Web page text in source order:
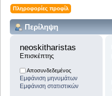
Πληροφορίες προφίλ
Περίληψη
neoskitharistas
Επισκέπτης
Αποσυνδεδεμένος
Εμφάνιση μηνυμάτων
Εμφάνιση στατιστικών